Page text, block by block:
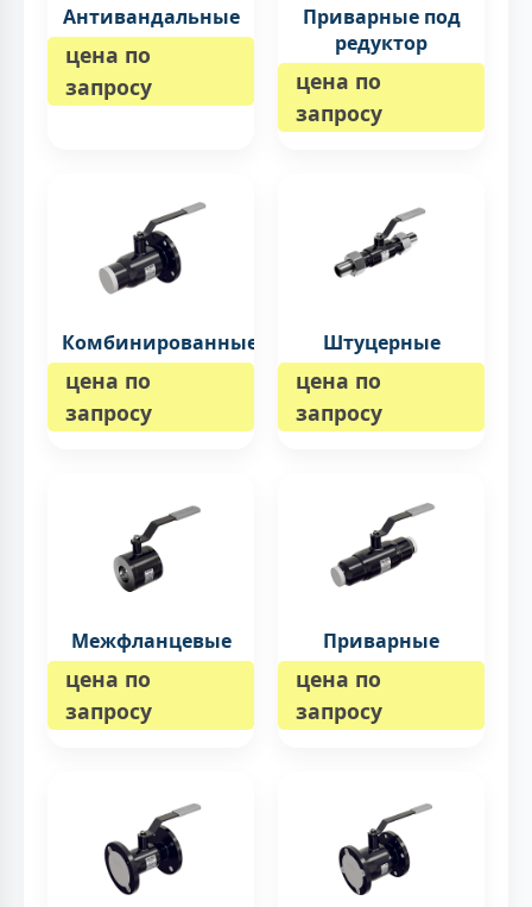
Антивандальные
цена по
запросу
Приварные под
редуктор
цена по
запросу
Комбинированные
цена по
запросу
Штуцерные
цена по
запросу
Межфланцевые
цена по
запросу
Приварные
цена по
запросу